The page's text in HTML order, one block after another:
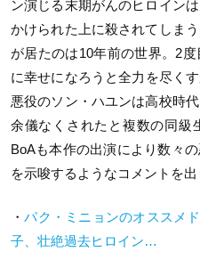
ン演じる末期がんのヒロイン
かけられた上に殺されてしま
が居たのは10年前の世界。2
に幸せになろうと全力を尽く
悪役のソン・ハユンは高校時
余儀なくされたと複数の同級
BoAも本作の出演により数々
を示唆するようなコメントを
・パク・ミニョンのオススメ
子、壮絶過去ヒロイン…